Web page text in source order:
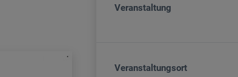
Veranstaltung
Veranstaltungsort